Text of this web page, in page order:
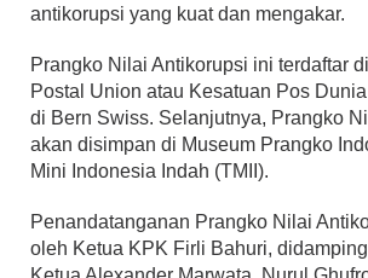
antikorupsi yang kuat dan mengakar.
Prangko Nilai Antikorupsi ini terdaftar
Postal Union atau Kesatuan Pos
di Bern Swiss. Selanjutnya, Prangko
akan disimpan di Museum Prangko
Mini Indonesia Indah (TMII).
Penandatanganan Prangko Nilai
oleh Ketua KPK Firli Bahuri,